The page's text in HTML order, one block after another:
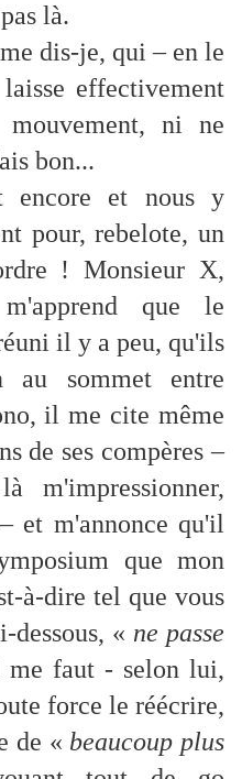
là.
dis-je, qui – en le
effectivement
ni ne
bon...
encore et nous y
pour, rebelote, un
! Monsieur X,
que le
il y a peu, qu'ils
au sommet entre
il me cite même
de ses compères –
m'impressionner,
et m'annonce qu'il
que mon
à-dire tel que vous
« ne passe
me faut - selon lui,
force le réécrire,
de « beaucoup plus